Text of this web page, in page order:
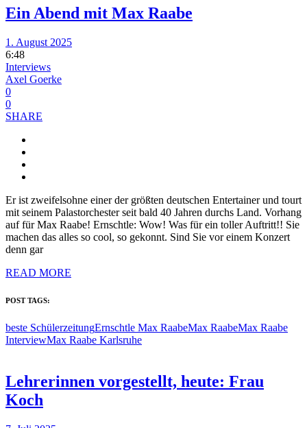
Ein Abend mit Max Raabe
1. August 2025
6:48
Interviews
Axel Goerke
0
0
SHARE
Er ist zweifelsohne einer der größten deutschen Entertainer und tourt
mit seinem Palastorchester seit bald 40 Jahren durchs Land. Vorhang
auf für Max Raabe! Ernschtle: Wow! Was für ein toller Auftritt!! Sie
machen das alles so cool, so gekonnt. Sind Sie vor einem Konzert
denn gar
READ MORE
POST TAGS:
beste SchülerzeitungErnschtle Max RaabeMax RaabeMax Raabe
InterviewMax Raabe Karlsruhe
Lehrerinnen vorgestellt, heute: Frau
Koch